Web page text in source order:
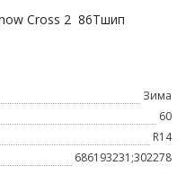
Cross 2 86Тшип
Зима
60
R14
686193231;302278